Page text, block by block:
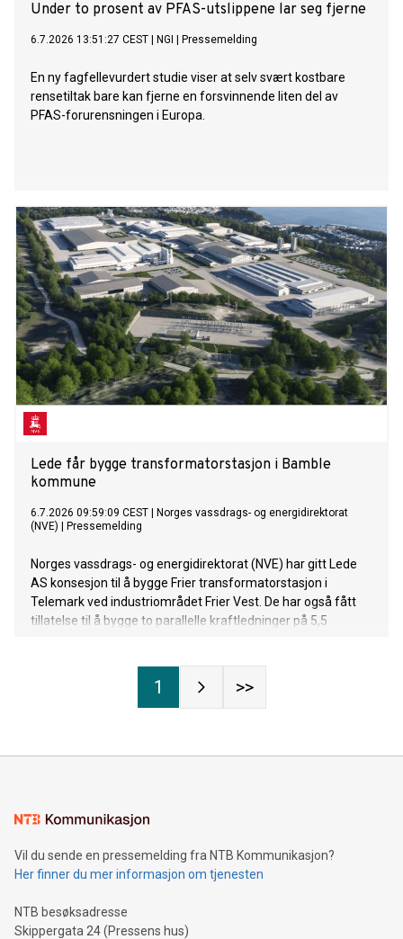
Under to prosent av PFAS-utslippene lar seg fjerne
6.7.2026 13:51:27 CEST NGI Pressemelding
En ny fagfellevurdert studie viser at selv svært kostbare
rensetiltak bare kan fjerne en forsvinnende liten del av
PFAS-forurensningen i Europa.
Lede får bygge transformatorstasjon i Bamble
kommune
6.7.2026 09:59:09 CEST
Norges vassdrags- og energidirektorat
(NVE)
Pressemelding
Norges vassdrags- og energidirektorat (NVE) har gitt Lede
AS konsesjon til å bygge Frier transformatorstasjon i
Telemark ved industriområdet Frier Vest. De har også fått
tillatelse til å bygge to parallelle kraftledninger på 5,5
1 >>
Vil du sende en pressemelding fra NTB Kommunikasjon?
Her finner du mer informasjon om tjenesten
NTB besøksadresse
Skippergata 24 (Pressens hus)